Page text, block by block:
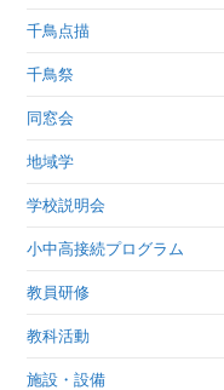
千鳥点描
千鳥祭
同窓会
地域学
学校説明会
小中高接続プログラム
教員研修
教科活動
施設・設備